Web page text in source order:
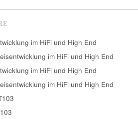
im HiFi und High End
im HiFi und High End
im HiFi und High End
im HiFi und High End